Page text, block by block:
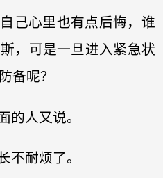
己心里也有点后悔，谁
，可是一旦进入紧急状
备呢？
的人又说。
不耐烦了。